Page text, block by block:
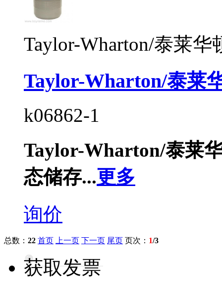
Taylor-Wharton/泰莱华
Taylor-Wharton/泰莱
k06862-1
Taylor-Wharton/泰莱
态储存...更多
询价
总数： 22 首页 上一页 下一页 尾页 页次： 1/3
获取发票